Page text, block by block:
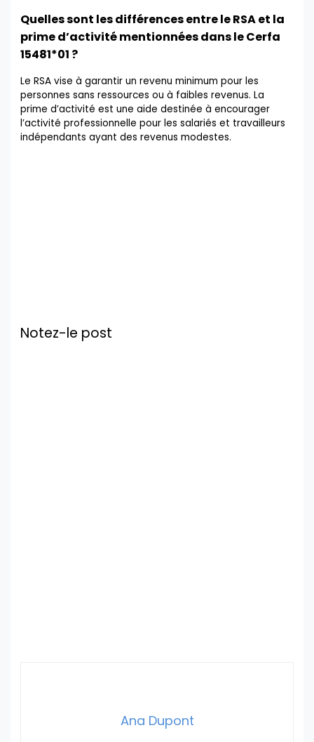
Quelles sont les différences entre le RSA et la
prime d’activité mentionnées dans le Cerfa
15481*01 ?
Le RSA vise à garantir un revenu minimum pour les
personnes sans ressources ou à faibles revenus. La
prime d’activité est une aide destinée à encourager
l’activité professionnelle pour les salariés et travailleurs
indépendants ayant des revenus modestes.
Notez-le post
Ana Dupont